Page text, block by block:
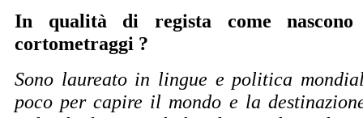
In qualità di regista come
cortometraggi ?
Sono laureato in lingue e politica
poco per capire il mondo e la